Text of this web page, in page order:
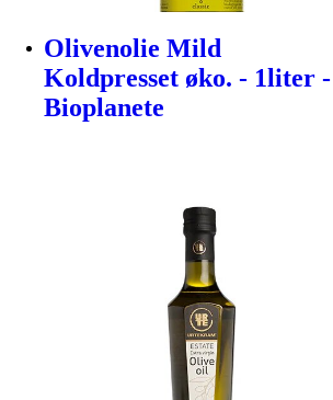
Olivenolie Mild
Koldpresset øko. - 1liter -
Bioplanete